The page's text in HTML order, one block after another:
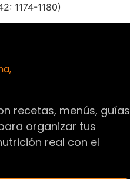
1174-1180)
recetas, menús, guías
organizar tus
real con el